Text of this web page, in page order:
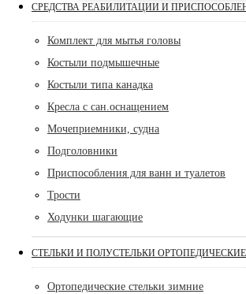
СРЕДСТВА РЕАБИЛИТАЦИИ И
Комплект для мытья головы
Костыли подмышечные
Костыли типа канадка
Кресла с сан.оснащением
Мочеприемники, судна
Подголовники
Приспособления для ванн и туалетов
Трости
Ходунки шагающие
СТЕЛЬКИ И ПОЛУСТЕЛЬКИ ОРТОПЕДИЧЕСКИЕ
Ортопедические стельки зимние